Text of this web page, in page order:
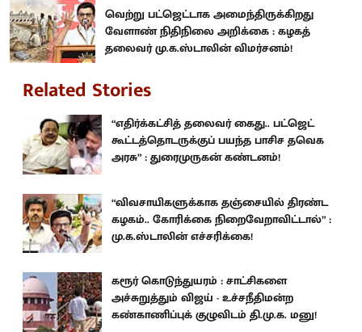
வெற்று பட்ஜெட்டாக அமைந்திருக்கிறது
வேளாண் நிதிநிலை அறிக்கை : கழகத்
தலைவர் மு.க.ஸ்டாலின் விமர்சனம்!
Related Stories
“எதிர்க்கட்சித் தலைவர் கைது.. பட்ஜெட்
கூட்டத்தொடருக்குப் பயந்த பாசிச தவெக
அரசு” : துரைமுருகன் கண்டனம்!
“விவசாயிகளுக்காக தஞ்சையில் திரண்ட
கழகம்.. கோரிக்கை நிறைவேறாவிட்டால்” :
மு.க.ஸ்டாலின் எச்சரிக்கை!
கரூர் கொடுந்துயரம் : சாட்சிகளை
அச்சுறுத்தும் விஜய் - உச்சநீதிமன்ற
கண்காணிப்புக் குழுவிடம் தி.மு.க. மனு!